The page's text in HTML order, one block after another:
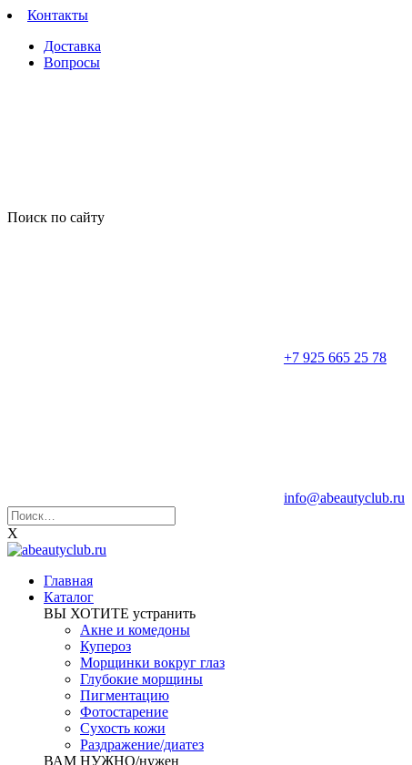
Контакты
Доставка
Вопросы
Поиск по сайту
+7 925 665 25 78
info@abeautyclub.ru
X
Главная
Каталог
ВЫ ХОТИТЕ устранить
Акне и комедоны
Купероз
Морщинки вокруг глаз
Глубокие морщины
Пигментацию
Фотостарение
Сухость кожи
Раздражение/диатез
ВАМ НУЖНО/нужен